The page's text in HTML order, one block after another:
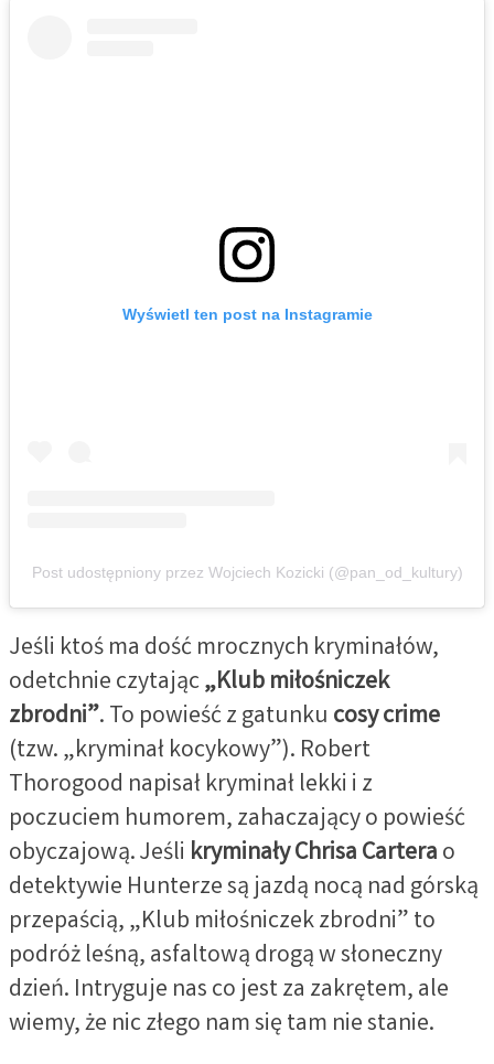
Wyświetl ten post na Instagramie
Post udostępniony przez Wojciech Kozicki (@pan_od_kultury)
Jeśli ktoś ma dość mrocznych kryminałów,
odetchnie czytając„Klub miłośniczek
zbrodni”. To powieść z gatunku cosy crime
(tzw. „kryminał kocykowy”). Robert
Thorogood napisał kryminał lekki i z
poczuciem humorem, zahaczający o powieść
obyczajową. Jeśli kryminały Chrisa Carterao
detektywie Hunterze są jazdą nocą nad górską
przepaścią, „Klub miłośniczek zbrodni” to
podróż leśną, asfaltową drogą w słoneczny
dzień. Intryguje nas co jest za zakrętem, ale
wiemy, że nic złego nam się tam nie stanie.